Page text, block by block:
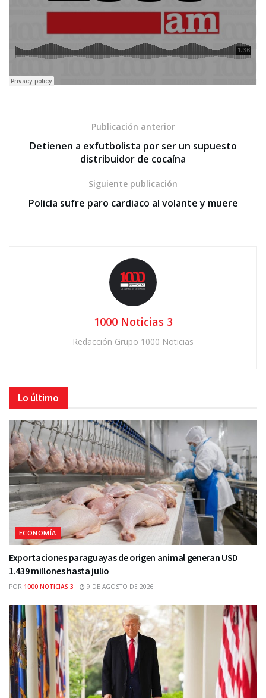
Publicación anterior
Detienen a exfutbolista por ser un supuesto
distribuidor de cocaína
Siguiente publicación
Policía sufre paro cardiaco al volante y muere
1000 Noticias 3
Redacción Grupo 1000 Noticias
Lo último
ECONOMÍA
Exportaciones paraguayas de origen animal generan USD
1.439 millones hasta julio
POR 1000 NOTICIAS 3 9 DE AGOSTO DE 2026